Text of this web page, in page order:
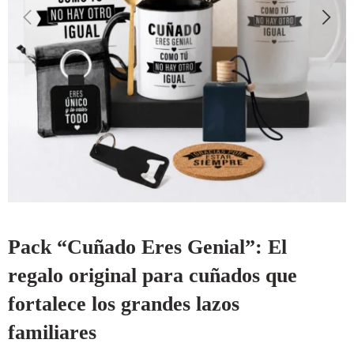
Pack “Cuñado Eres Genial”: El
regalo original para cuñados que
fortalece los grandes lazos
familiares